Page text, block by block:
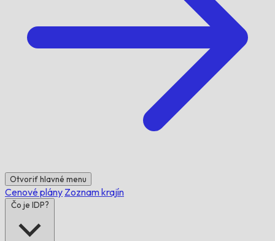
Otvoriť hlavné menu
Cenové plány Zoznam krajín
Čo je IDP?